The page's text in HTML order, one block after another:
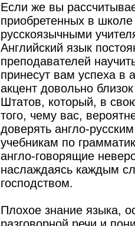
Если же вы
приобретенных в
русскоязычными
Английский язык
преподавателей
принесут вам успеха в
акцент довольно
Штатов, который, в
того, чему вас,
доверять англо-
учебникам по
англо-говорящие
наслаждаясь каждым
господством.
Плохое знание языка,